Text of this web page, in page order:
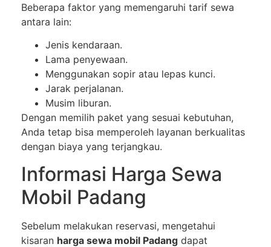
Beberapa faktor yang memengaruhi tarif sewa
antara lain:
Jenis kendaraan.
Lama penyewaan.
Menggunakan sopir atau lepas kunci.
Jarak perjalanan.
Musim liburan.
Dengan memilih paket yang sesuai kebutuhan,
Anda tetap bisa memperoleh layanan berkualitas
dengan biaya yang terjangkau.
Informasi Harga Sewa
Mobil Padang
Sebelum melakukan reservasi, mengetahui
kisaran harga sewa mobil Padang dapat